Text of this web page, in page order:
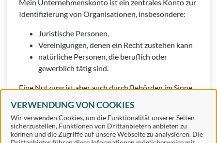
VERWENDUNG VON COOKIES
Wir verwenden Cookies, um die Funktionalität unserer Seiten
sicherzustellen, Funktionen von Drittanbietern anbieten zu
können und die Zugriffe auf unsere Webseite zu analysieren. Die
Mein Unternehmenskonto ist ein zentrales Konto zur
Identifizierung von Organisationen, insbesondere:
Juristische Personen,
Vereinigungen, denen ein Recht zustehen kann
natürliche Personen, die beruflich oder
gewerblich tätig sind.
Eine Nutzung ist aber auch durch Behörden im Sinne
möglich.